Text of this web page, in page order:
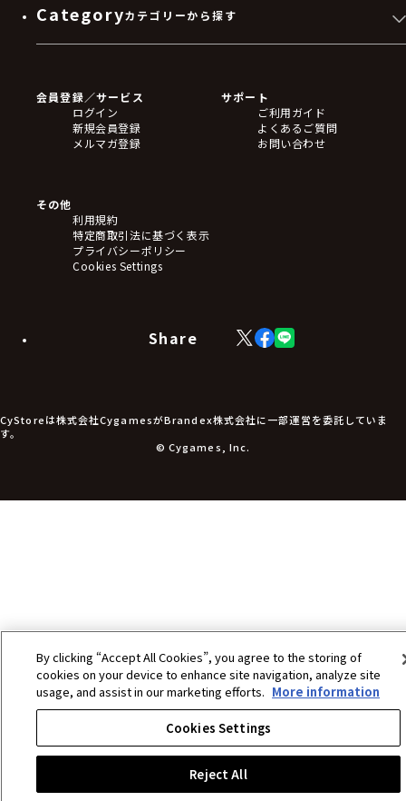
Categoryカテゴリーから探す
フィギュア
アクリルスタンド
バッジ
キーホルダー・ストラップ
ステッカー・シール・カード
タペストリー・ポスター
アームサポーター
ブレードホルダー
食品・飲料品
アパレル小物
アクセサリー
会員登録／サービス
ログイン
新規会員登録
メルマガ登録
サポート
ご利用ガイド
よくあるご質問
お問い合わせ
その他
利用規約
特定商取引法に基づく表示
プライバシーポリシー
Cookies Settings
Share
X
(Twitter)
Facebook
LINE
CyStoreは株式会社CygamesがBrandex株式会社に一部運営を委託していま
す。
© Cygames, Inc.
By clicking “Accept All Cookies”, you agree to the storing of
cookies on your device to enhance site navigation, analyze site
usage, and assist in our marketing efforts. More information
Cookies Settings
Reject All